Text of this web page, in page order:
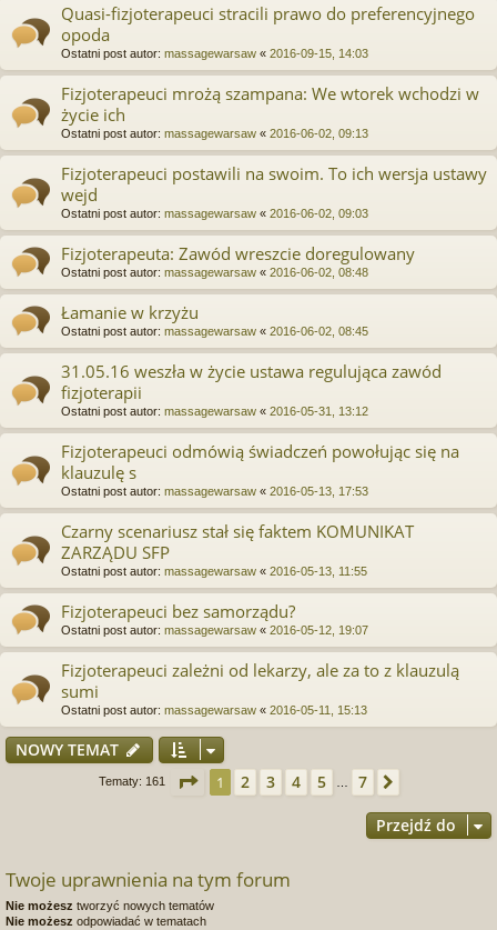
Quasi-fizjoterapeuci stracili prawo do preferencyjnego
opoda
Ostatni post autor: massagewarsaw « 2016-09-15, 14:03
Fizjoterapeuci mrożą szampana: We wtorek wchodzi w
życie ich
Ostatni post autor: massagewarsaw « 2016-06-02, 09:13
Fizjoterapeuci postawili na swoim. To ich wersja ustawy
wejd
Ostatni post autor: massagewarsaw « 2016-06-02, 09:03
Fizjoterapeuta: Zawód wreszcie doregulowany
Ostatni post autor: massagewarsaw « 2016-06-02, 08:48
Łamanie w krzyżu
Ostatni post autor: massagewarsaw « 2016-06-02, 08:45
31.05.16 weszła w życie ustawa regulująca zawód
fizjoterapii
Ostatni post autor: massagewarsaw « 2016-05-31, 13:12
Fizjoterapeuci odmówią świadczeń powołując się na
klauzulę s
Ostatni post autor: massagewarsaw « 2016-05-13, 17:53
Czarny scenariusz stał się faktem KOMUNIKAT
ZARZĄDU SFP
Ostatni post autor: massagewarsaw « 2016-05-13, 11:55
Fizjoterapeuci bez samorządu?
Ostatni post autor: massagewarsaw « 2016-05-12, 19:07
Fizjoterapeuci zależni od lekarzy, ale za to z klauzulą
sumi
Ostatni post autor: massagewarsaw « 2016-05-11, 15:13
NOWY TEMAT
Tematy: 161 Strona z
1 2 3 4 5 7
Przejdź do
Twoje uprawnienia na tym forum
Nie możesz tworzyć nowych tematów
Nie możesz odpowiadać w tematach